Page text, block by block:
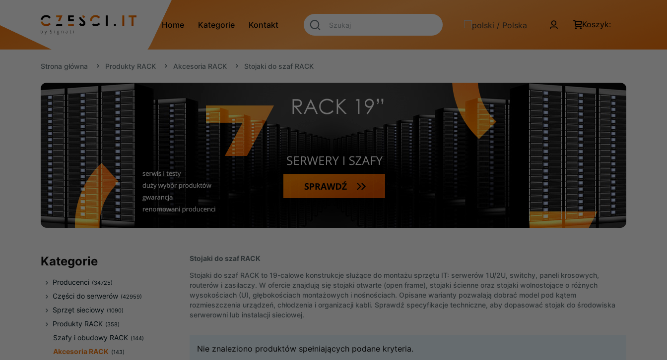
Koszyk:
Home Kategorie Kontakt
Strona główna Produkty RACK Akcesoria RACK Stojaki do szaf RACK
Kategorie
Producenci (34725)
Części do serwerów (42959)
Sprzęt sieciowy (1090)
Produkty RACK (358)
Szafy i obudowy RACK (144)
Akcesoria RACK (143)
Stojaki do szaf RACK
Stojaki do szaf RACK to 19-calowe konstrukcje służące do montażu sprzętu IT: serwerów 1U/2U, switchy, paneli krosowych,
routerów i zasilaczy. W ofercie znajdują się stojaki otwarte (open frame), stojaki ścienne oraz stojaki wolnostojące o różnych
wysokościach (U), głębokościach montażowych i nośnościach. Opisane warianty pozwalają dobrać model pod kątem
rozmieszczenia urządzeń, chłodzenia i organizacji kabli. Sprawdź specyfikacje techniczne, aby dopasować stojak do środowiska
serwerowni lub instalacji sieciowej.
Nie znaleziono produktów spełniających podane kryteria.